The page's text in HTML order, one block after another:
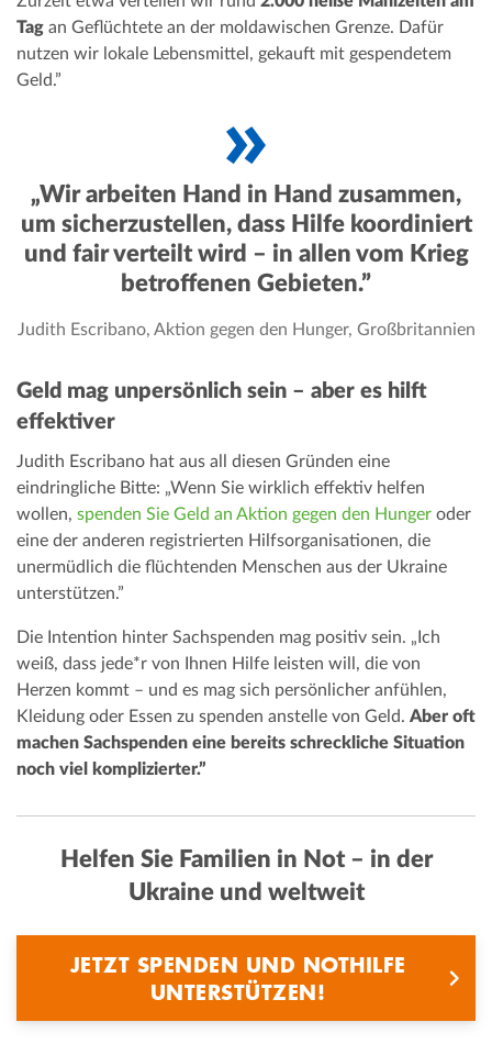
Tag an Geflüchtete an der moldawischen Grenze. Dafür
nutzen wir lokale Lebensmittel, gekauft mit gespendetem
Geld.”
„Wir arbeiten Hand in Hand zusammen,
um sicherzustellen, dass Hilfe koordiniert
und fair verteilt wird – in allen vom Krieg
betroffenen Gebieten.”
Judith Escribano, Aktion gegen den Hunger, Großbritannien
Geld mag unpersönlich sein – aber es hilft
effektiver
Judith Escribano hat aus all diesen Gründen eine
eindringliche Bitte: „Wenn Sie wirklich effektiv helfen
wollen, spenden Sie Geld an Aktion gegen den Hunger oder
eine der anderen registrierten Hilfsorganisationen, die
unermüdlich die flüchtenden Menschen aus der Ukraine
unterstützen.”
Die Intention hinter Sachspenden mag positiv sein. „Ich
weiß, dass jede*r von Ihnen Hilfe leisten will, die von
Herzen kommt – und es mag sich persönlicher anfühlen,
Kleidung oder Essen zu spenden anstelle von Geld. Aber oft
machen Sachspenden eine bereits schreckliche Situation
noch viel komplizierter.”
Helfen Sie Familien in Not – in der
Ukraine und weltweit
JETZT SPENDEN UND NOTHILFE
UNTERSTÜTZEN!